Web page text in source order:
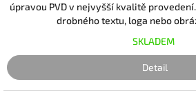
úpravou PVD v nejvyšší kvalitě
drobného textu, loga nebo
SKLADEM
Detail